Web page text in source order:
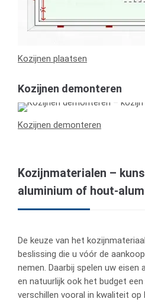
Kozijnen plaatsen
Kozijnen demonteren
Kozijnen demonteren
Kozijnmaterialen –
aluminium of hout-
De keuze van het
beslissing die u vóór de
nemen. Daarbij spelen uw eisen
en natuurlijk ook het budget
verschillen vooral in kwaliteit op